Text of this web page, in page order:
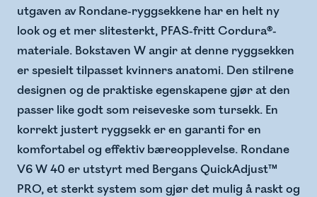
utgaven av Rondane-ryggsekkene har en helt ny
look og et mer slitesterkt, PFAS-fritt Cordura®-
materiale. Bokstaven W angir at denne ryggsekken
er spesielt tilpasset kvinners anatomi. Den stilrene
designen og de praktiske egenskapene gjør at den
passer like godt som reiseveske som tursekk. En
korrekt justert ryggsekk er en garanti for en
komfortabel og effektiv bæreopplevelse. Rondane
V6 W 40 er utstyrt med Bergans QuickAdjust™
PRO, et sterkt system som gjør det mulig å raskt og